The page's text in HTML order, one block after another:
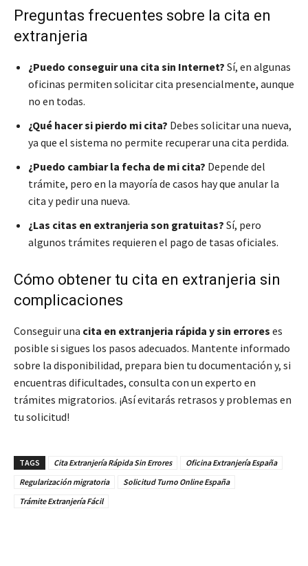
Preguntas frecuentes sobre la cita en
extranjeria
¿Puedo conseguir una cita sin Internet? Sí, en algunas
oficinas permiten solicitar cita presencialmente, aunque
no en todas.
¿Qué hacer si pierdo mi cita? Debes solicitar una nueva,
ya que el sistema no permite recuperar una cita perdida.
¿Puedo cambiar la fecha de mi cita? Depende del
trámite, pero en la mayoría de casos hay que anular la
cita y pedir una nueva.
¿Las citas en extranjeria son gratuitas? Sí, pero
algunos trámites requieren el pago de tasas oficiales.
Cómo obtener tu cita en extranjeria sin
complicaciones
Conseguir una cita en extranjeria rápida y sin errores es
posible si sigues los pasos adecuados. Mantente informado
sobre la disponibilidad, prepara bien tu documentación y, si
encuentras dificultades, consulta con un experto en
trámites migratorios. ¡Así evitarás retrasos y problemas en
tu solicitud!
TAGS Cita Extranjería Rápida Sin Errores
Oficina Extranjería España
Regularización migratoria
Solicitud Turno Online España
Trámite Extranjería Fácil